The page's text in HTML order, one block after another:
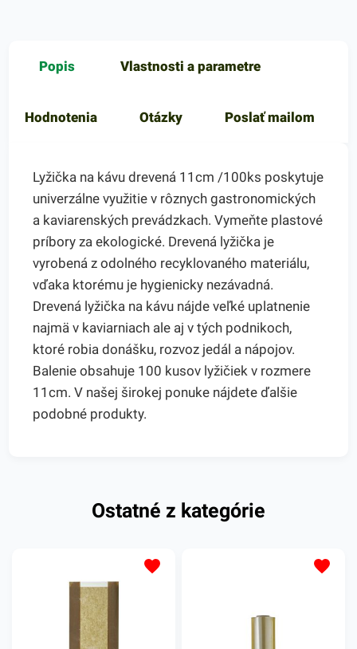
Popis Vlastnosti a parametre
Hodnotenia Otázky Poslať mailom
Lyžička na kávu drevená 11cm /100ks poskytuje
univerzálne využitie v rôznych gastronomických
a kaviarenských prevádzkach. Vymeňte plastové
príbory za ekologické. Drevená lyžička je
vyrobená z odolného recyklovaného materiálu,
vďaka ktorému je hygienicky nezávadná.
Drevená lyžička na kávu nájde veľké uplatnenie
najmä v kaviarniach ale aj v tých podnikoch,
ktoré robia donášku, rozvoz jedál a nápojov.
Balenie obsahuje 100 kusov lyžičiek v rozmere
11cm. V našej širokej ponuke nájdete ďalšie
podobné produkty.
Ostatné z kategórie